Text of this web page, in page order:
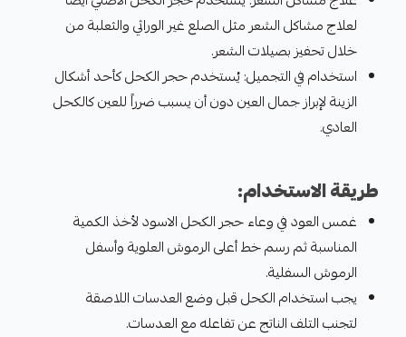
لعلاج مشاكل الشعر مثل الصلع غير الوراثي والثعلبة من
خلال تحفيز بصيلات الشعر.
استخدام في التجميل: يُستخدم حجر الكحل كأحد أشكال
الزينة لإبراز جمال العين دون أن يسبب ضرراً للعين كالكحل
العادي.
طريقة الاستخدام:
غمس العود في وعاء حجر الكحل الاسود لأخذ الكمية
المناسبة ثم رسم خط أعلى الرموش العلوية وأسفل
الرموش السفلية.
يجب استخدام الكحل قبل وضع العدسات اللاصقة
لتجنب التلف الناتج عن تفاعله مع العدسات.